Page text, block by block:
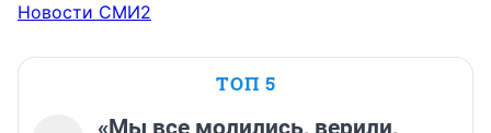
Новости СМИ2
ТОП 5